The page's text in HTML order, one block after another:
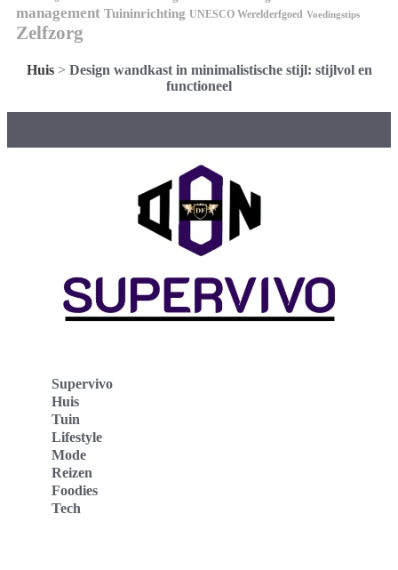
management Tuininrichting UNESCO Werelderfgoed Voedingstips
Zelfzorg
Huis> Design wandkast in minimalistische stijl: stijlvol en
functioneel
Supervivo
Huis
Tuin
Lifestyle
Mode
Reizen
Foodies
Tech